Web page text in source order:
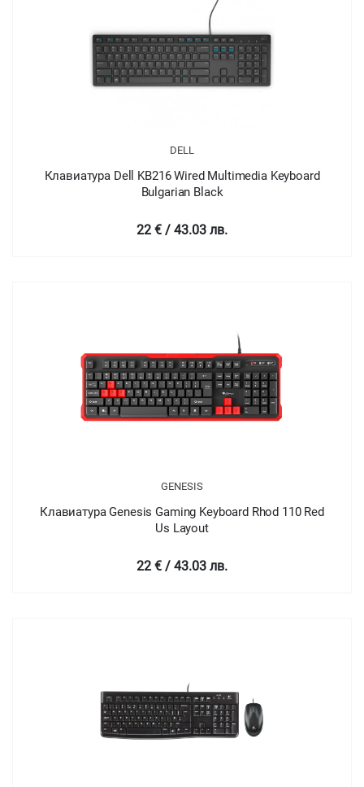
DELL
Клавиатура Dell KB216 Wired Multimedia Keyboard
Bulgarian Black
22 € / 43.03 лв.
GENESIS
Клавиатура Genesis Gaming Keyboard Rhod 110 Red
Us Layout
22 € / 43.03 лв.